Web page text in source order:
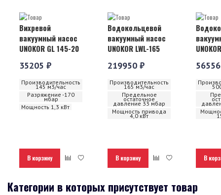
Вихревой
вакуумный насос
UNOKOR GL 145-20
35205 ₽
Производительность
145 м3/час
Разряжение -170
мбар
Мощность 1,3 кВт
В корзину
Водокольцевой
вакуумный насос
UNOKOR LWL-165
219950 ₽
Производительность
165 м3/час
Предельное
остаточное
давление 33 мбар
Мощность привода
4,0 кВт
В корзину В
Категории в которых присутствует товар